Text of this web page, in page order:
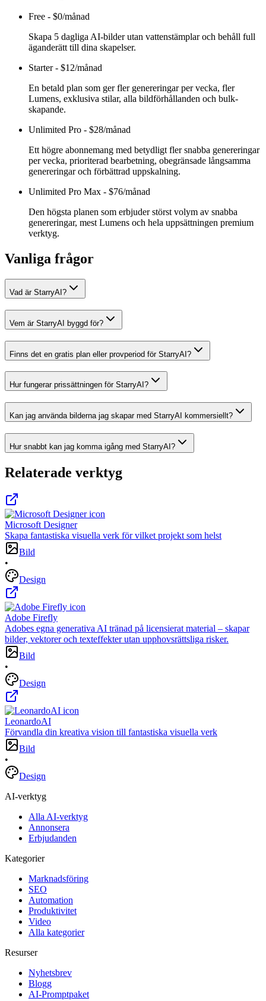
Free - $0/månad
Skapa 5 dagliga AI-bilder utan vattenstämplar och behåll full
äganderätt till dina skapelser.
Starter- $12/månad
En betald plan som ger fler genereringar per vecka, fler
Lumens, exklusiva stilar, alla bildförhållanden och bulk-
skapande.
Unlimited Pro - $28/månad
Ett högre abonnemang med betydligt fler snabba genereringar
per vecka, prioriterad bearbetning, obegränsade långsamma
genereringar och förbättrad uppskalning.
Unlimited Pro Max - $76/månad
Den högsta planen som erbjuder störst volym av snabba
genereringar, mest Lumens och hela uppsättningen premium
verktyg.
Vanliga frågor
Vad är StarryAI?
Vem är StarryAI byggd för?
Finns det en gratis plan eller provperiod för StarryAI?
Hur fungerar prissättningen för StarryAI?
Kan jag använda bilderna jag skapar med StarryAI kommersiellt?
Hur snabbt kan jag komma igång med StarryAI?
Relaterade verktyg
Microsoft Designer
Skapa fantastiska visuella verk för vilket projekt som helst
Bild
•
Design
Adobe Firefly
Adobes egna generativa AI tränad på licensierat material – skapar
bilder, vektorer och texteffekter utan upphovsrättsliga risker.
Bild
•
Design
LeonardoAI
Förvandla din kreativa vision till fantastiska visuella verk
Bild
•
Design
AI-verktyg
Alla AI-verktyg
Annonsera
Erbjudanden
Kategorier
Marknadsföring
SEO
Automation
Produktivitet
Video
Alla kategorier
Resurser
Nyhetsbrev
Blogg
AI-Promptpaket